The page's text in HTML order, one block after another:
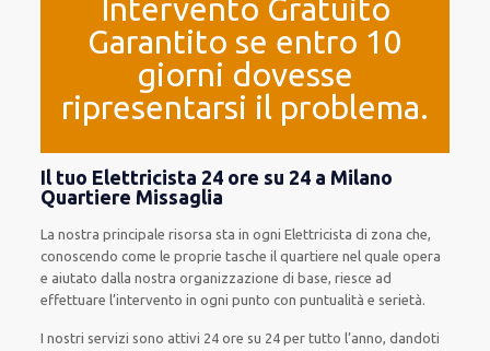
Intervento Gratuito
Garantito se entro 10
giorni dovesse
ripresentarsi il problema.
Il tuo Elettricista 24 ore su 24 a Milano
Quartiere Missaglia
La nostra principale risorsa sta in ogni Elettricista di zona che,
conoscendo come le proprie tasche il quartiere nel quale opera
e aiutato dalla nostra organizzazione di base, riesce ad
effettuare l’intervento in ogni punto con puntualità e serietà.
I nostri servizi sono attivi 24 ore su 24pertutto l’anno, dandoti